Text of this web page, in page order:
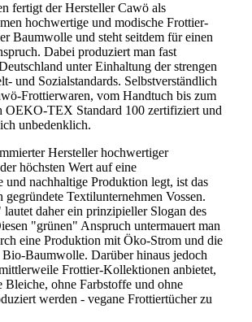
fertigt der Hersteller Cawö als
hochwertige und modische Frottier-
Baumwolle und steht seitdem für einen
Dabei produziert man fast
unter Einhaltung der strengen
und Sozialstandards. Selbstverständlich
Frottierwaren, vom Handtuch bis zum
OEKO-TEX Standard 100 zertifiziert und
unbedenklich.
Hersteller hochwertiger
höchsten Wert auf eine
und nachhaltige Produktion legt, ist das
gegründete Textilunternehmen Vossen.
lautet daher ein prinzipieller Slogan des
"grünen" Anspruch untermauert man
eine Produktion mit Öko-Strom und die
Baumwolle. Darüber hinaus jedoch
Frottier-Kollektionen anbietet,
Bleiche, ohne Farbstoffe und ohne
werden - vegane Frottiertücher zu